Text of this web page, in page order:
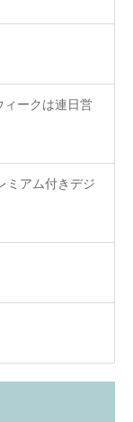
ィークは連日営
ミアム付きデジ